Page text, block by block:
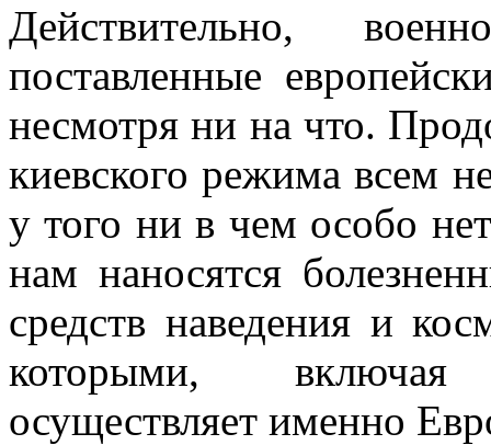
Действительно,
поставленные
несмотря ни на что.
киевского режима всем
у того ни в чем особо
нам наносятся
средств наведения и
которыми,
осуществляет именно